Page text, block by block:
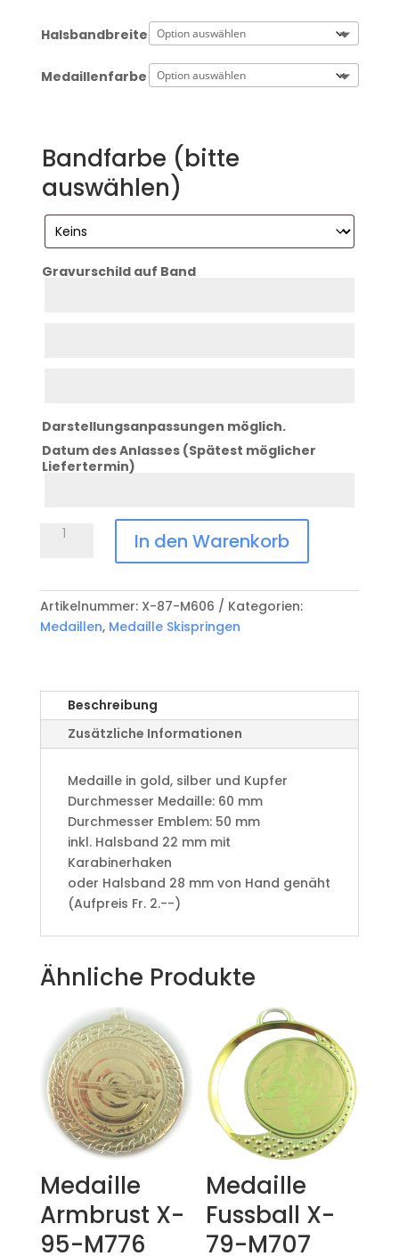
Halsbandbreite
Medaillenfarbe
Bandfarbe (bitte
auswählen)
Gravurschild auf Band
Darstellungsanpassungen möglich.
Datum des Anlasses (Spätest möglicher
Liefertermin)
Medaille
87-
M606
Menge
In den Warenkorb
Artikelnummer: X-87-M606
Kategorien:
Medaillen, Medaille Skispringen
Beschreibung
Zusätzliche Informationen
Medaille in gold, silber und Kupfer
​Durchmesser Medaille: 60 mm
Durchmesser Emblem: 50 mm
​inkl. Halsband 22 mm mit
Karabinerhaken
oder Halsband 28 mm von Hand genäht
(Aufpreis Fr. 2.--)
Ähnliche Produkte
Medaille
Armbrust X-
95-M776
Medaille
Fussball X-
79-M707